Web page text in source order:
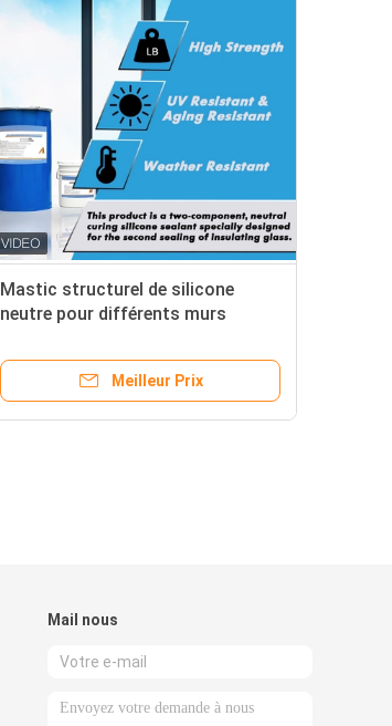
Mastic structurel de silicone
neutre pour différents murs
Meilleur Prix
Mail nous